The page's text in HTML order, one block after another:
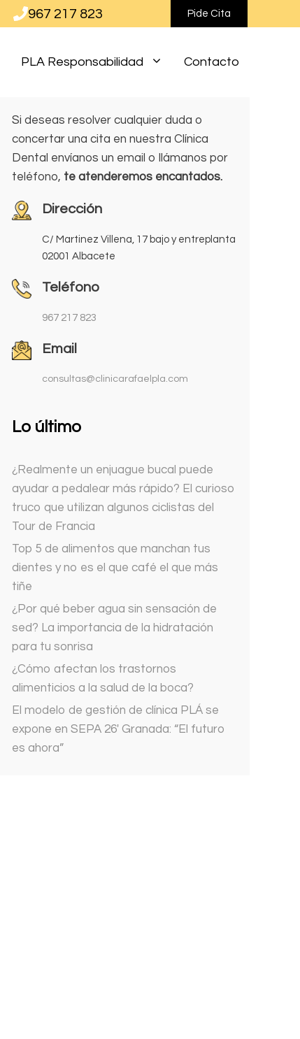
967 217 823 Pide Cita
PLA Responsabilidad Contacto
Si deseas resolver cualquier duda o
concertar una cita en nuestra Clínica
Dental envíanos un email o llámanos por
teléfono, te atenderemos encantados.
Dirección
C/ Martinez Villena, 17 bajo y entreplanta
02001 Albacete
Teléfono
967 217 823
Email
consultas@clinicarafaelpla.com
Lo último
¿Realmente un enjuague bucal puede
ayudar a pedalear más rápido? El curioso
truco que utilizan algunos ciclistas del
Tour de Francia
Top 5 de alimentos que manchan tus
dientes y no es el que café el que más
tiñe
¿Por qué beber agua sin sensación de
sed? La importancia de la hidratación
para tu sonrisa
¿Cómo afectan los trastornos
alimenticios a la salud de la boca?
El modelo de gestión de clínica PLÁ se
expone en SEPA 26′ Granada: “El futuro
es ahora”